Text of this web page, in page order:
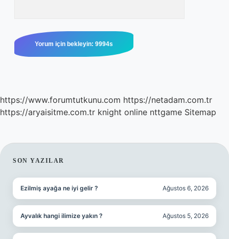
https://www.forumtutkunu.com https://netadam.com.tr
https://aryaisitme.com.tr knight online nttgame Sitemap
SIDEBAR
SON YAZILAR
Ezilmiş ayağa ne iyi gelir ? Ağustos 6, 2026
Ayvalık hangi ilimize yakın ? Ağustos 5, 2026